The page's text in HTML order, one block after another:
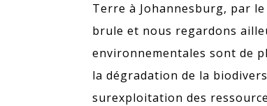
Terre à Johannesburg, par
brule et nous regardons
environnementales sont de
la dégradation de la
surexploitation des